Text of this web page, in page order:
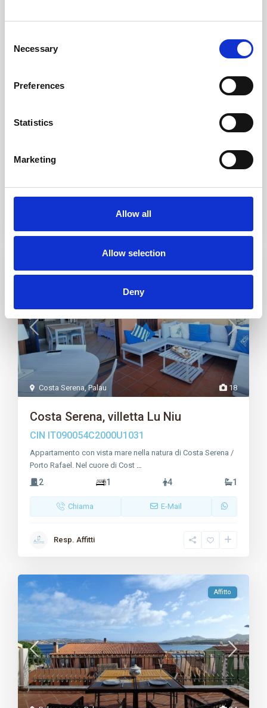
Selection
Necessary
Preferences
Statistics
Marketing
Allow all
Allow selection
Deny
Palau paese
Capo d’orso Marina, Trilocale ampio
3 1
18
Costa Serena,Palau
Affitto
Costa Serena, villetta Lu Niu
CIN IT090054C2000U1031
Appartamento con vista mare nella natura di Costa Serena /
Porto Rafael. Nel cuore di Cost
2 1 4 1
Chiama E-Mail
Resp. Affitti
Affitto